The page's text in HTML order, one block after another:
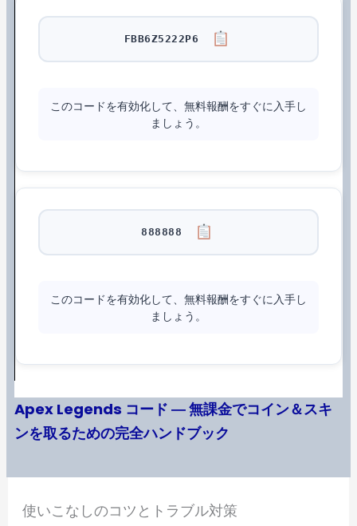
FBB6Z5222P6
このコードを有効化して、無料報酬をすぐに入手し
ましょう。
888888
このコードを有効化して、無料報酬をすぐに入手し
ましょう。
Apex Legends コード ― 無課金でコイン＆スキ
ンを取るための完全ハンドブック
使いこなしのコツとトラブル対策